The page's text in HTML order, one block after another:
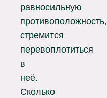
равносильную
противоположность,
стремится
перевоплотиться
в
неё.
Сколько